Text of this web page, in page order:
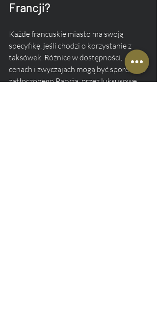
Francji?
Każde francuskie miasto ma swoją
specyfikę, jeśli chodzi o korzystanie z
taksówek. Różnice w dostępności,
cenach i zwyczajach mogą być spore – od
zatłoczonego Paryża, przez luksusowe